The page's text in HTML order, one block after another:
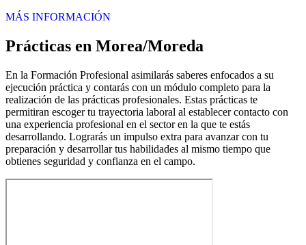
MÁS INFORMACIÓN
Prácticas en Morea/Moreda
En la Formación Profesional asimilarás saberes enfocados a su
ejecución práctica y contarás con un módulo completo para la
realización de las prácticas profesionales. Estas prácticas te
permitiran escoger tu trayectoria laboral al establecer contacto con
una experiencia profesional en el sector en la que te estás
desarrollando. Lograrás un impulso extra para avanzar con tu
preparación y desarrollar tus habilidades al mismo tiempo que
obtienes seguridad y confianza en el campo.